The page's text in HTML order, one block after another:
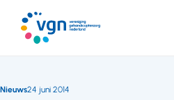
naar
hoofdinhoud
Nieuws24 juni 2014